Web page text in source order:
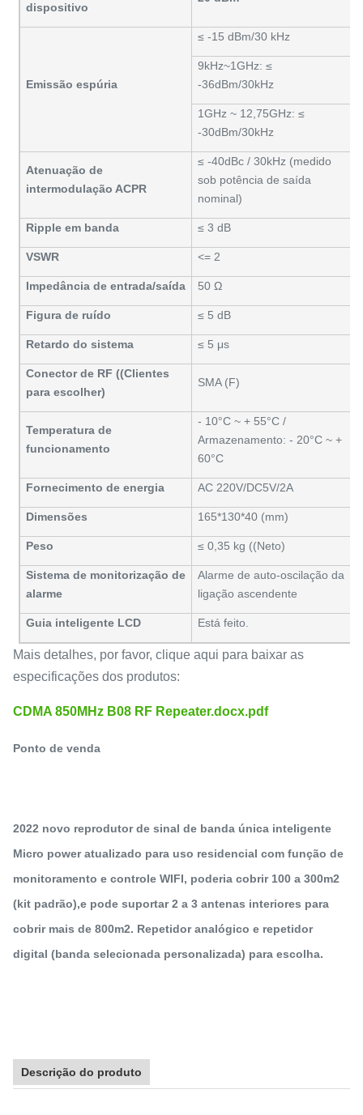
dispositivo
Emissão espúria
≤ -15 dBm/30 kHz
9kHz~1GHz: ≤
-36dBm/30kHz
1GHz ~ 12,75GHz: ≤
-30dBm/30kHz
Atenuação de
intermodulação ACPR
≤ -40dBc / 30kHz (medido
sob potência de saída
nominal)
Ripple em banda ≤ 3 dB
VSWR <= 2
Impedância de entrada/saída 50 Ω
Figura de ruído ≤ 5 dB
Retardo do sistema ≤ 5 μs
Conector de RF ((Clientes
para escolher)
SMA (F)
Temperatura de
funcionamento
- 10°C ~ + 55°C /
Armazenamento: - 20°C ~ +
60°C
Fornecimento de energia AC 220V/DC5V/2A
Dimensões 165*130*40 (mm)
Peso ≤ 0,35 kg ((Neto)
Sistema de monitorização de
alarme
Alarme de auto-oscilação da
ligação ascendente
Guia inteligente LCD Está feito.
Mais detalhes, por favor, clique aqui para baixar as
especificações dos produtos:
CDMA 850MHz B08 RF Repeater.docx.pdf
Ponto de venda
2022 novo reprodutor de sinal de banda única inteligente
Micro power atualizado para uso residencial com função de
monitoramento e controle WIFI, poderia cobrir 100 a 300m2
(kit padrão),e pode suportar 2 a 3 antenas interiores para
cobrir mais de 800m2. Repetidor analógico e repetidor
digital (banda selecionada personalizada) para escolha.
Descrição do produto